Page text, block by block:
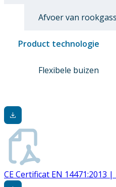
Afvoer van
Product technologie
Flexibele buizen
CE Certificat EN 14471:2013 |